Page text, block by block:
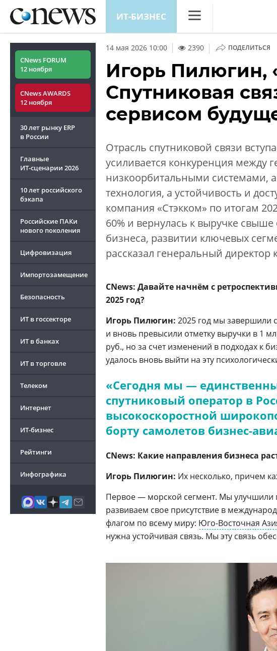
ИТ-БИЗНЕС
Аналитика
Конференции
Маркет
Техника
CNews FORUM
12 ноября
CNews AWARDS
12 ноября
30 лет рынку ERP
в России
Главные
ИТ-сценарии 2026
10 лет российского
бэкапа
Российские ПАКи
нового поколения
Цифровизация
Импортозамещение
Безопасность
ИТ в госсекторе
ИТ в банках
ИТ в торговле
Телеком
Интернет
ИТ-бизнес
Рейтинги
Инфографика
14 мая 2026 10:00 2390 | ПОДЕЛИТЬСЯ
Игорь Пилюгин,
Спутниковая
сервисом
Отрасль спутниковой связи
усиливается конкуренция между
низкоорбитальными системами,
технология, а устойчивость и
компания «Стэкком» по итогам
60% и вернулась к выручке
бизнеса, развитии ключевых
рассказал генеральный
CNews: Давайте начнём с
2025 год?
Игорь Пилюгин: 2025 год мы завершили
и вновь превысили отметку выручки в 1
руб., но за счет изменений в подходах к
удалось вновь выйти на эту
«Сегодня мы —
спутниковый оператор в
высокоскоростной
борту самолетов бизнес-
CNews: Какие направления бизнеса
Игорь Пилюгин: Их несколько, причем
Первое — морской сегмент. Мы улучшили
развиваем свое присутствие в
флагом по всему миру: Юго-Восточная
нужна устойчивая связь. Мы эту связь